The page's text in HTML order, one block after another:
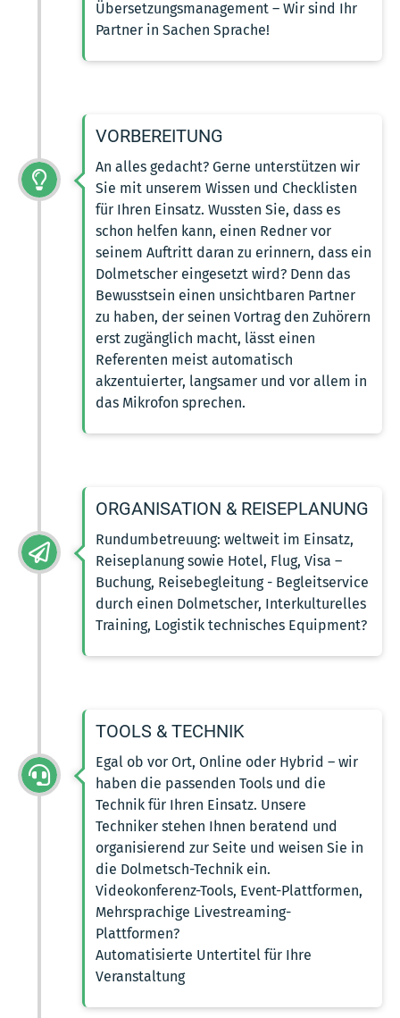
Übersetzungsmanagement – Wir sind Ihr
Partner in Sachen Sprache!
VORBEREITUNG
An alles gedacht? Gerne unterstützen wir
Sie mit unserem Wissen und Checklisten
für Ihren Einsatz. Wussten Sie, dass es
schon helfen kann, einen Redner vor
seinem Auftritt daran zu erinnern, dass ein
Dolmetscher eingesetzt wird? Denn das
Bewusstsein einen unsichtbaren Partner
zu haben, der seinen Vortrag den Zuhörern
erst zugänglich macht, lässt einen
Referenten meist automatisch
akzentuierter, langsamer und vor allem in
das Mikrofon sprechen.
ORGANISATION & REISEPLANUNG
Rundumbetreuung: weltweit im Einsatz,
Reiseplanung sowie Hotel, Flug, Visa –
Buchung, Reisebegleitung - Begleitservice
durch einen Dolmetscher, Interkulturelles
Training, Logistik technisches Equipment?
TOOLS & TECHNIK
Egal ob vor Ort, Online oder Hybrid – wir
haben die passenden Tools und die
Technik für Ihren Einsatz. Unsere
Techniker stehen Ihnen beratend und
organisierend zur Seite und weisen Sie in
die Dolmetsch-Technik ein.
Videokonferenz-Tools, Event-Plattformen,
Mehrsprachige Livestreaming-
Plattformen?
Automatisierte Untertitel für Ihre
Veranstaltung